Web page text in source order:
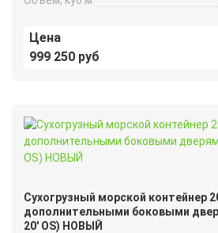
Цена
999 250 руб
Сухогрузный морской контейнер
дополнительными боковыми
20′ OS) НОВЫЙ